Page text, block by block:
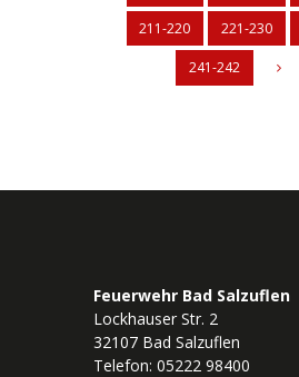
211-220 221-230
241-242
Feuerwehr Bad Salzuflen
Lockhauser Str. 2
32107 Bad Salzuflen
Telefon: 05222 98400